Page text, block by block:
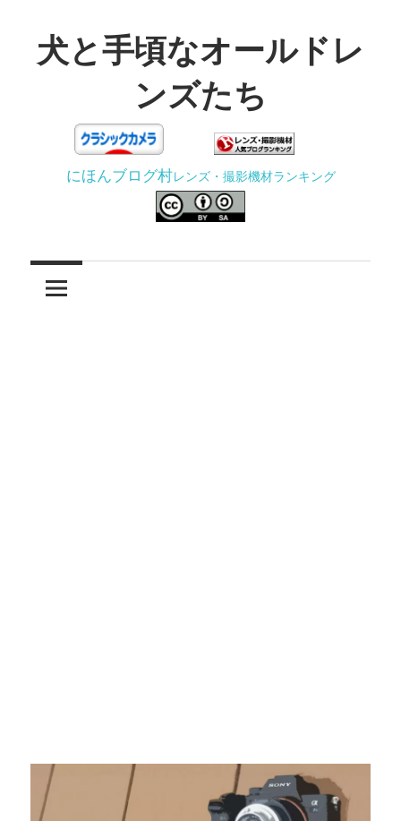
テ犬と手頃なオールドレ
ンズたち
ー
にほんブログ村レンズ・撮影機材ランキング